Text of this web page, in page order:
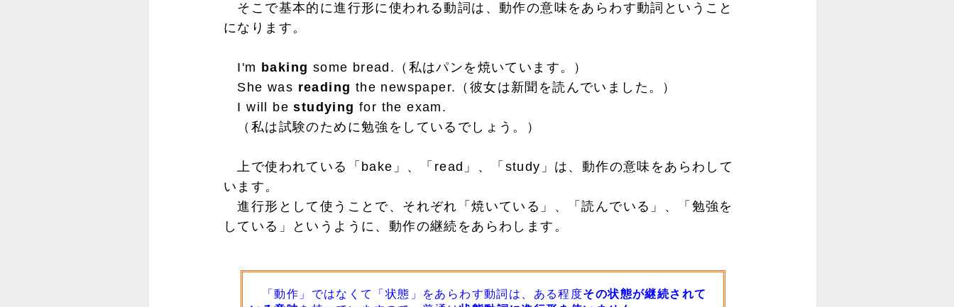
そこで基本的に進行形に使われる動詞は、動作の意味をあらわす動詞ということ
になります。
I'm baking some bread.（私はパンを焼いています。）
She was reading the newspaper.（彼女は新聞を読んでいました。）
I will bestudying for the exam.
（私は試験のために勉強をしているでしょう。）
上で使われている「bake」、「read」、「study」は、動作の意味をあらわして
います。
進行形として使うことで、それぞれ「焼いている」、「読んでいる」、「勉強を
している」というように、動作の継続をあらわします。
「動作」ではなくて「状態」をあらわす動詞は、ある程度その状態が継続されて